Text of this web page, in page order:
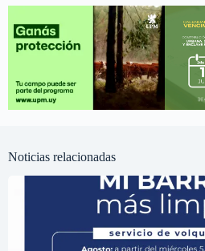
Noticias relacionadas